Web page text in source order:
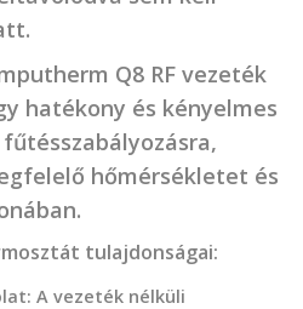
Q8 RF vezeték
hatékony és kényelmes
hőmérsékletet és
tulajdonságai:
A vezeték nélküli